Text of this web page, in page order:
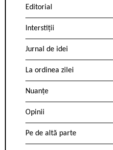
Editorial
Interstiții
Jurnal de idei
La ordinea zilei
Nuanțe
Opinii
Pe de altă parte